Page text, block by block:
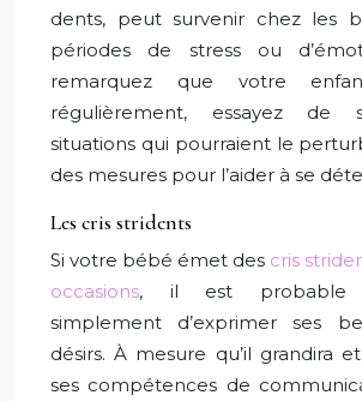
dents, peut survenir chez les
périodes de stress ou
remarquez que votre
régulièrement, essayez de
situations qui pourraient le
des mesures pour l’aider à se
Les cris stridents
Si votre bébé émet des cris
occasions, il est probable
simplement d’exprimer ses
désirs. À mesure qu’il grandira
ses compétences de